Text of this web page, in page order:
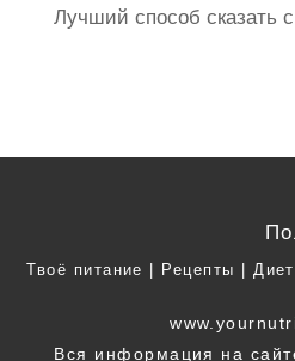
Лучший способ сказать
Твоё питание Рецепты |
Вся информация на